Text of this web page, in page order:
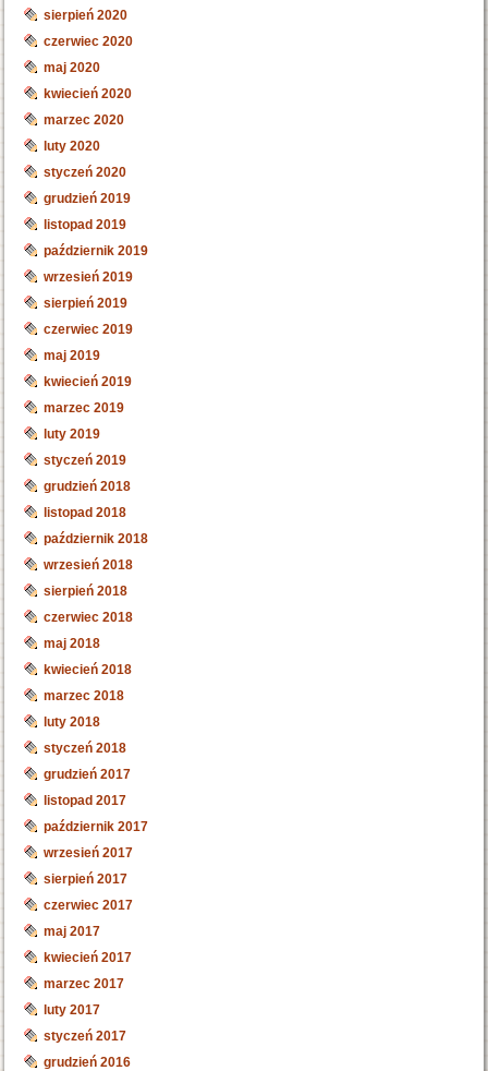
sierpień 2020
czerwiec 2020
maj 2020
kwiecień 2020
marzec 2020
luty 2020
styczeń 2020
grudzień 2019
listopad 2019
październik 2019
wrzesień 2019
sierpień 2019
czerwiec 2019
maj 2019
kwiecień 2019
marzec 2019
luty 2019
styczeń 2019
grudzień 2018
listopad 2018
październik 2018
wrzesień 2018
sierpień 2018
czerwiec 2018
maj 2018
kwiecień 2018
marzec 2018
luty 2018
styczeń 2018
grudzień 2017
listopad 2017
październik 2017
wrzesień 2017
sierpień 2017
czerwiec 2017
maj 2017
kwiecień 2017
marzec 2017
luty 2017
styczeń 2017
grudzień 2016